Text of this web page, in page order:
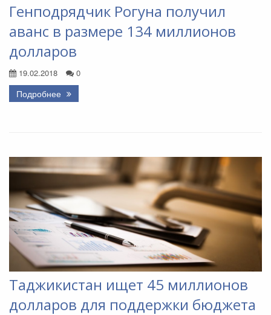
Генподрядчик Рогуна получил
аванс в размере 134 миллионов
долларов
19.02.2018 0
Подробнее
Таджикистан ищет 45 миллионов
долларов для поддержки бюджета